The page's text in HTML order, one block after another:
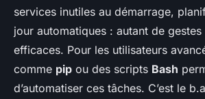
services inutiles au démarrage,
jour automatiques : autant de
efficaces. Pour les utilisateurs
comme pip ou des scripts Bash
d’automatiser ces tâches. C’est le